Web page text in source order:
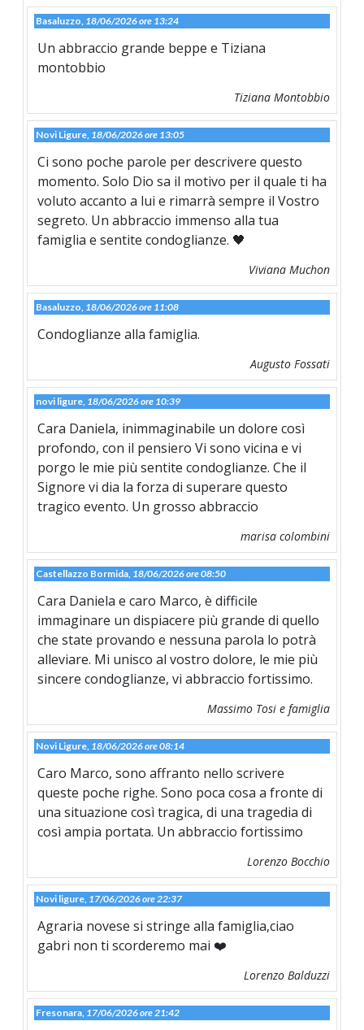
Basaluzzo, 18/06/2026 ore 13:24
Un abbraccio grande beppe e Tiziana
montobbio
Tiziana Montobbio
Novi Ligure, 18/06/2026 ore 13:05
Ci sono poche parole per descrivere questo
momento. Solo Dio sa il motivo per il quale ti ha
voluto accanto a lui e rimarrà sempre il Vostro
segreto. Un abbraccio immenso alla tua
famiglia e sentite condoglianze. 🖤
Viviana Muchon
Basaluzzo, 18/06/2026 ore 11:08
Condoglianze alla famiglia.
Augusto Fossati
novi ligure, 18/06/2026 ore 10:39
Cara Daniela, inimmaginabile un dolore così
profondo, con il pensiero Vi sono vicina e vi
porgo le mie più sentite condoglianze. Che il
Signore vi dia la forza di superare questo
tragico evento. Un grosso abbraccio
marisa colombini
Castellazzo Bormida, 18/06/2026 ore 08:50
Cara Daniela e caro Marco, è difficile
immaginare un dispiacere più grande di quello
che state provando e nessuna parola lo potrà
alleviare. Mi unisco al vostro dolore, le mie più
sincere condoglianze, vi abbraccio fortissimo.
Massimo Tosi e famiglia
Novi Ligure, 18/06/2026 ore 08:14
Caro Marco, sono affranto nello scrivere
queste poche righe. Sono poca cosa a fronte di
una situazione così tragica, di una tragedia di
così ampia portata. Un abbraccio fortissimo
Lorenzo Bocchio
Novi ligure, 17/06/2026 ore 22:37
Agraria novese si stringe alla famiglia,ciao
gabri non ti scorderemo mai ❤️
Lorenzo Balduzzi
Fresonara, 17/06/2026 ore 21:42